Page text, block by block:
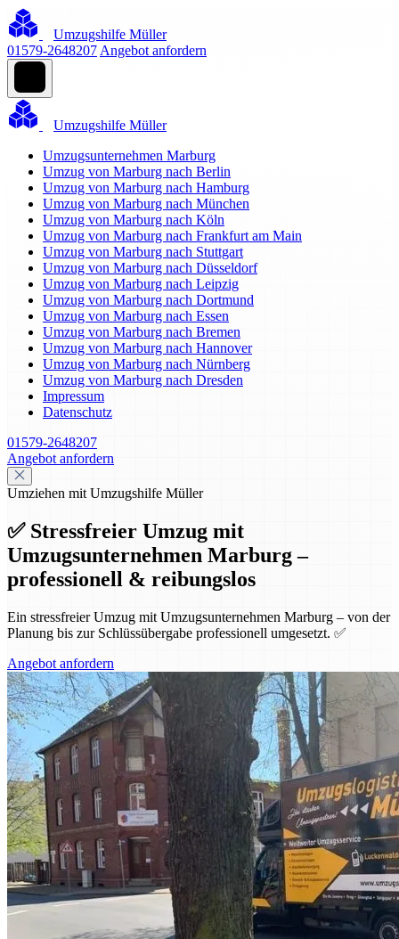
Umzugshilfe Müller
01579-2648207 Angebot anfordern
Umzugshilfe Müller
Umzugsunternehmen Marburg
Umzug von Marburg nach Berlin
Umzug von Marburg nach Hamburg
Umzug von Marburg nach München
Umzug von Marburg nach Köln
Umzug von Marburg nach Frankfurt am Main
Umzug von Marburg nach Stuttgart
Umzug von Marburg nach Düsseldorf
Umzug von Marburg nach Leipzig
Umzug von Marburg nach Dortmund
Umzug von Marburg nach Essen
Umzug von Marburg nach Bremen
Umzug von Marburg nach Hannover
Umzug von Marburg nach Nürnberg
Umzug von Marburg nach Dresden
Impressum
Datenschutz
01579-2648207
Angebot anfordern
Umziehen mit Umzugshilfe Müller
✅ Stressfreier Umzug mit
Umzugsunternehmen Marburg –
professionell & reibungslos
Ein stressfreier Umzug mit Umzugsunternehmen Marburg – von der
Planung bis zur Schlüssübergabe professionell umgesetzt. ✅
Angebot anfordern